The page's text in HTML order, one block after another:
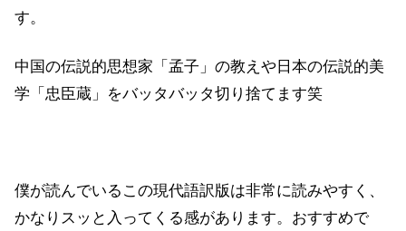
す。
中国の伝説的思想家「孟子」の教えや日本の伝説的美
学「忠臣蔵」をバッタバッタ切り捨てます笑
僕が読んでいるこの現代語訳版は非常に読みやすく、
かなりスッと入ってくる感があります。おすすめで